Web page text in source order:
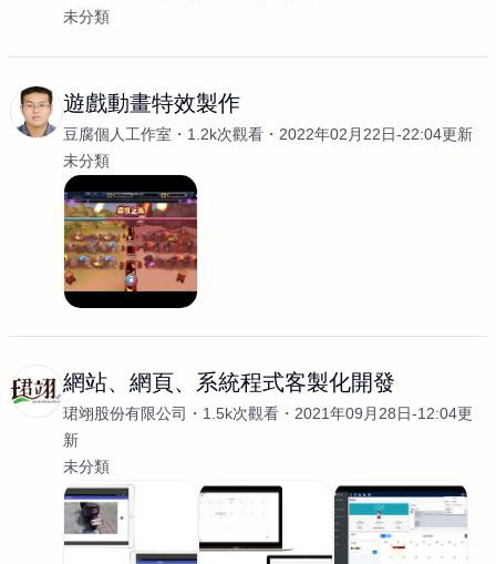
未分類
遊戲動畫特效製作
豆腐個人工作室 1.2k次觀看
2022年02月22日-22:04更新
未分類
網站、網頁、系統程式客製化開發
珺翊股份有限公司 1.5k次觀看
2021年09月28日-12:04更
新
未分類